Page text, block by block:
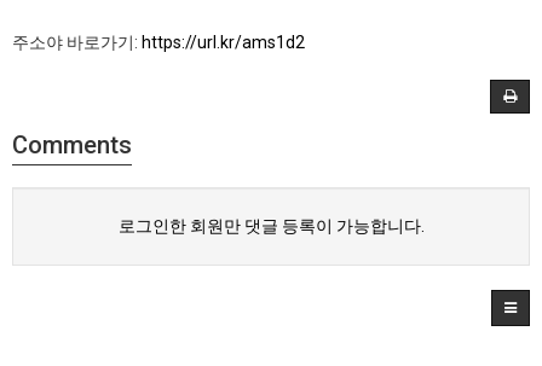
주소야 바로가기: https://url.kr/ams1d2
Comments
로그인한 회원만 댓글 등록이 가능합니다.